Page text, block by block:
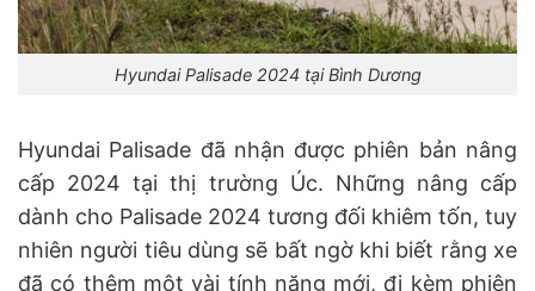
Hyundai Palisade 2024 tại Bình Dương
Hyundai Palisade đã nhận được phiên bản nâng
cấp 2024 tại thị trường Úc. Những nâng cấp
dành cho Palisade 2024 tương đối khiêm tốn, tuy
nhiên người tiêu dùng sẽ bất ngờ khi biết rằng xe
đã có thêm một vài tính năng mới, đi kèm phiên